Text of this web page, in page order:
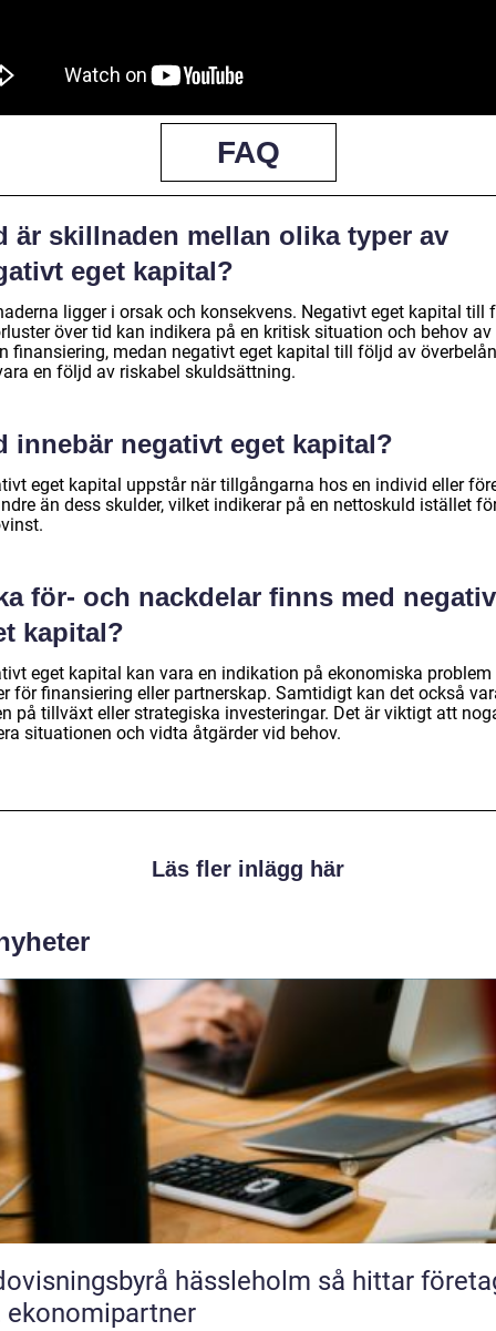
FAQ
är skillnaden mellan olika typer av
eget kapital?
ligger i orsak och konsekvens. Negativt eget kapital till
över tid kan indikera på en kritisk situation och behov av
finansiering, medan negativt eget kapital till följd av
en följd av riskabel skuldsättning.
innebär negativt eget kapital?
eget kapital uppstår när tillgångarna hos en individ eller
än dess skulder, vilket indikerar på en nettoskuld istället
för- och nackdelar finns med
kapital?
eget kapital kan vara en indikation på ekonomiska problem
för finansiering eller partnerskap. Samtidigt kan det också
på tillväxt eller strategiska investeringar. Det är viktigt att
situationen och vidta åtgärder vid behov.
Läs fler inlägg här
hässleholm så hittar företag
ekonomipartner